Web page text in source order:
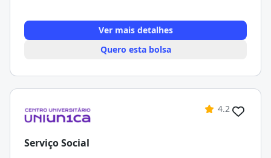
Ver mais detalhes
Quero esta bolsa
4.2
Serviço Social